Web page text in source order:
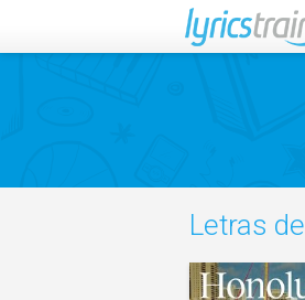
Letras de